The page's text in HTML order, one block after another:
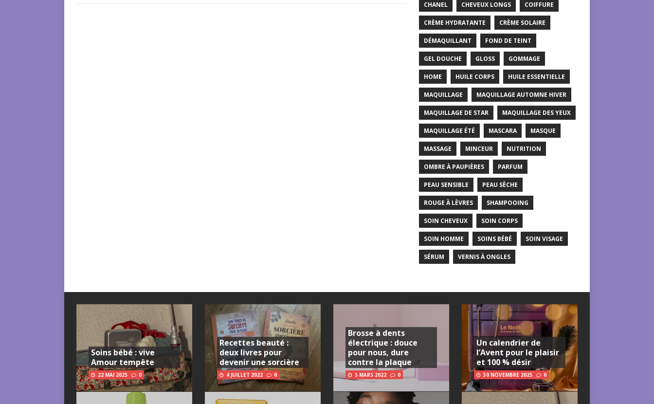
CHANEL CHEVEUX LONGS COIFFURE
CRÈME HYDRATANTE CRÈME SOLAIRE
DÉMAQUILLANT FOND DE TEINT
GEL DOUCHE GLOSS GOMMAGE
HOME HUILE CORPS HUILE ESSENTIELLE
MAQUILLAGE MAQUILLAGE AUTOMNE HIVER
MAQUILLAGE DE STAR MAQUILLAGE DES YEUX
MAQUILLAGE ÉTÉ MASCARA MASQUE
MASSAGE MINCEUR NUTRITION
OMBRE À PAUPIÈRES PARFUM
PEAU SENSIBLE PEAU SÈCHE
ROUGE À LÈVRES SHAMPOOING
SOIN CHEVEUX SOIN CORPS
SOIN HOMME SOINS BÉBÉ SOIN VISAGE
SÉRUM VERNIS À ONGLES
Soins bébé : vive
Amour tempête
22 MAI 2025 0
Recettes beauté :
deux livres pour
devenir une sorcière
4 JUILLET 2022 0
Brosse à dents
électrique : douce
pour nous, dure
contre la plaque
5 MARS 2022 0
Un calendrier de
l’Avent pour le plaisir
et 100 % désir
30 NOVEMBRE 2025 0